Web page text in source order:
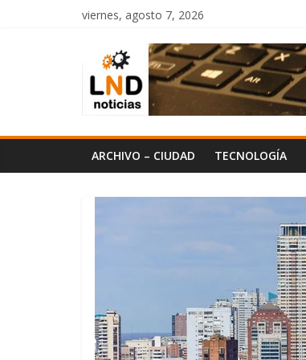
viernes, agosto 7, 2026
LND
Noticias
ARCHIVO – CIUDAD TECNOLOGÍA